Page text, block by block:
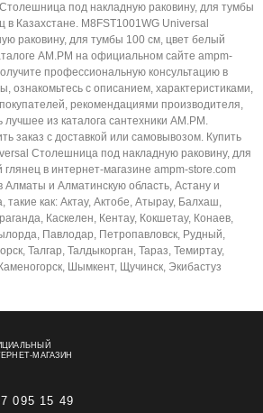
под накладную раковину, для тумбы
в Казахстане. M8FST1001WG Universal
раковину, для тумбы 100 см, цвет белый
AM.PM на официальном сайте ampm-
профессиональную консультацию в
ознакомьтесь с описанием, характеристиками,
рекомендациями производителя,
из каталога сантехники AM.PM.
заказ с доставкой или самовывозом. Купить
Столешница под накладную раковину, для
в интернет-магазине ampm-store.com
Алматы и Алматинскую область, Астану и
такие как: Актау, Актобе, Атырау, Балхаш,
Каскелен, Кентау, Кокшетау, Конаев,
Павлодар, Петропавловск, Рудный,
Талгар, Талдыкорган, Тараз, Темиртау,
Шымкент, Щучинск, Экибастуз
МАГАЗИН
095 15 49